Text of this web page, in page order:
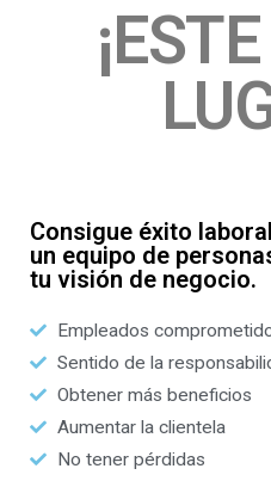
Consigue éxito
un equipo de
tu visión de negocio.
Empleados
Sentido de la
Obtener más beneficios
Aumentar la clientela
No tener pérdidas